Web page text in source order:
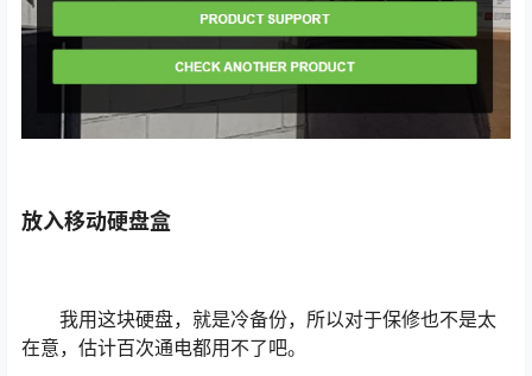
放入移动硬盘盒
我用这块硬盘，就是冷备份，所以对于保修也不是太
在意，估计百次通电都用不了吧。